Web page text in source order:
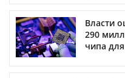
Власти
290
чипа